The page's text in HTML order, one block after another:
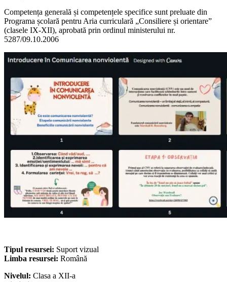
Competența generală și competențele specifice sunt preluate din
Programa școlară pentru Aria curriculară „Consiliere și orientare”
(clasele IX-XII), aprobată prin ordinul ministerului nr.
5287/09.10.2006
Tipul resursei: Suport vizual
Limba resursei: Română
Nivelul: Clasa a XII-a